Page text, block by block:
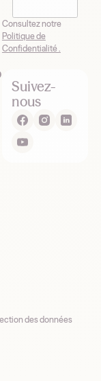
Consultez notre
Politique de
Confidentialité .
Suivez-
nous
des données